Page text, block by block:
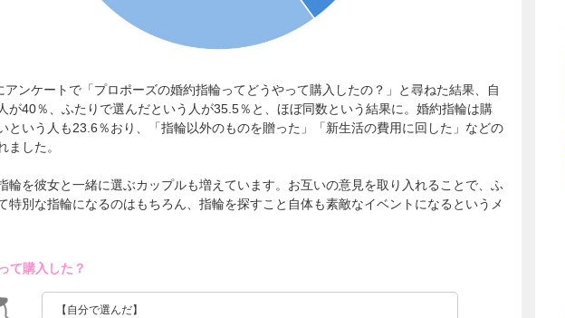
アンケートで「プロポーズの婚約指輪ってどうやって購入したの？」と尋ねた結果、自
が40％、ふたりで選んだという人が35.5％と、ほぼ同数という結果に。婚約指輪は購
という人も23.6％おり、「指輪以外のものを贈った」「新生活の費用に回した」などの
ました。
輪を彼女と一緒に選ぶカップルも増えています。お互いの意見を取り入れることで、ふ
特別な指輪になるのはもちろん、指輪を探すこと自体も素敵なイベントになるというメ
て購入した？
【自分で選んだ】